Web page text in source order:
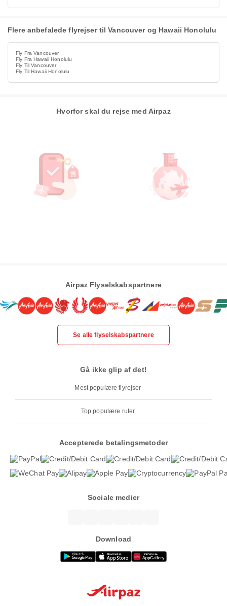
Flere anbefalede flyrejser til Vancouver og Hawaii Honolulu
Fly Fra Vancouver
Fly Fra Hawaii Honolulu
Fly Til Vancouver
Fly Til Hawaii Honolulu
Hvorfor skal du rejse med Airpaz
Airpaz Flyselskabspartnere
Se alle flyselskabspartnere
Gå ikke glip af det!
Mest populære flyrejser
Top populære ruter
Accepterede betalingsmetoder
Sociale medier
Download